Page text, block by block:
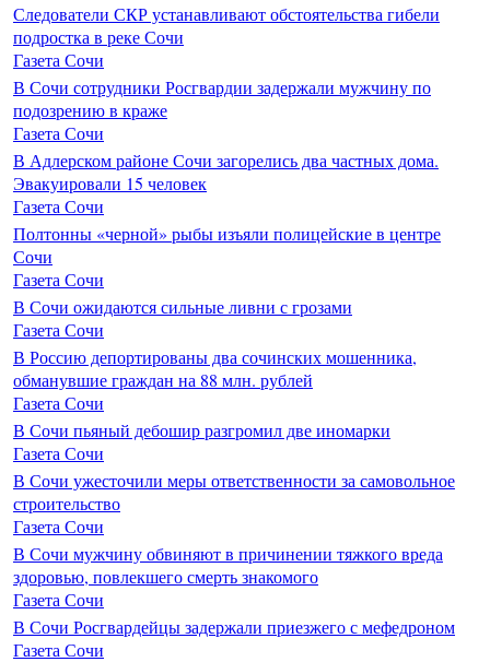
Следователи СКР устанавливают обстоятельства гибели
подростка в реке Сочи
Газета Сочи
В Сочи сотрудники Росгвардии задержали мужчину по
подозрению в краже
Газета Сочи
В Адлерском районе Сочи загорелись два частных дома.
Эвакуировали 15 человек
Газета Сочи
Полтонны «черной» рыбы изъяли полицейские в центре
Сочи
Газета Сочи
В Сочи ожидаются сильные ливни с грозами
Газета Сочи
В Россию депортированы два сочинских мошенника,
обманувшие граждан на 88 млн. рублей
Газета Сочи
В Сочи пьяный дебошир разгромил две иномарки
Газета Сочи
В Сочи ужесточили меры ответственности за самовольное
строительство
Газета Сочи
В Сочи мужчину обвиняют в причинении тяжкого вреда
здоровью, повлекшего смерть знакомого
Газета Сочи
В Сочи Росгвардейцы задержали приезжего с мефедроном
Газета Сочи